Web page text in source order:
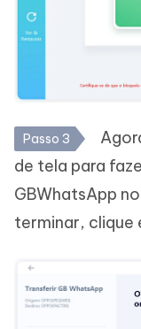
Passo 3
de tela para
GBWhatsApp
terminar, clique